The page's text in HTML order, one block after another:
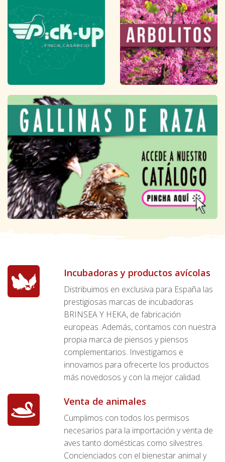
Incubadoras y productos avícolas
Distribuimos en exclusiva para España las
prestigiosas marcas de incubadoras
BRINSEA Y HEKA, de fabricación
europeas. Además, contamos con nuestra
propia marca de piensos y piensos
complementarios. Investigamos e
innovamos para ofrecerte los productos
más novedosos y con la mejor calidad.
Venta de animales
Cumplimos con todos los permisos
necesarios para la importación y venta de
aves tanto domésticas como silvestres.
Concienciados con el bienestar animal y